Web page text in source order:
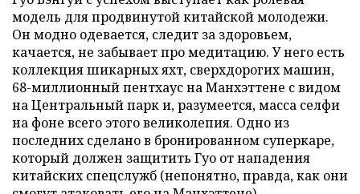
модель для продвинутой китайской молодежи.
Он модно одевается, следит за здоровьем,
качается, не забывает про медитацию. У него есть
коллекция шикарных яхт, сверхдорогих машин,
68-миллионный пентхаус на Манхэттене с видом
на Центральный парк и, разумеется, масса селфи
на фоне всего этого великолепия. Одно из
последних сделано в бронированном суперкаре,
который должен защитить Гуо от нападения
китайских спецслужб (непонятно, правда, как они